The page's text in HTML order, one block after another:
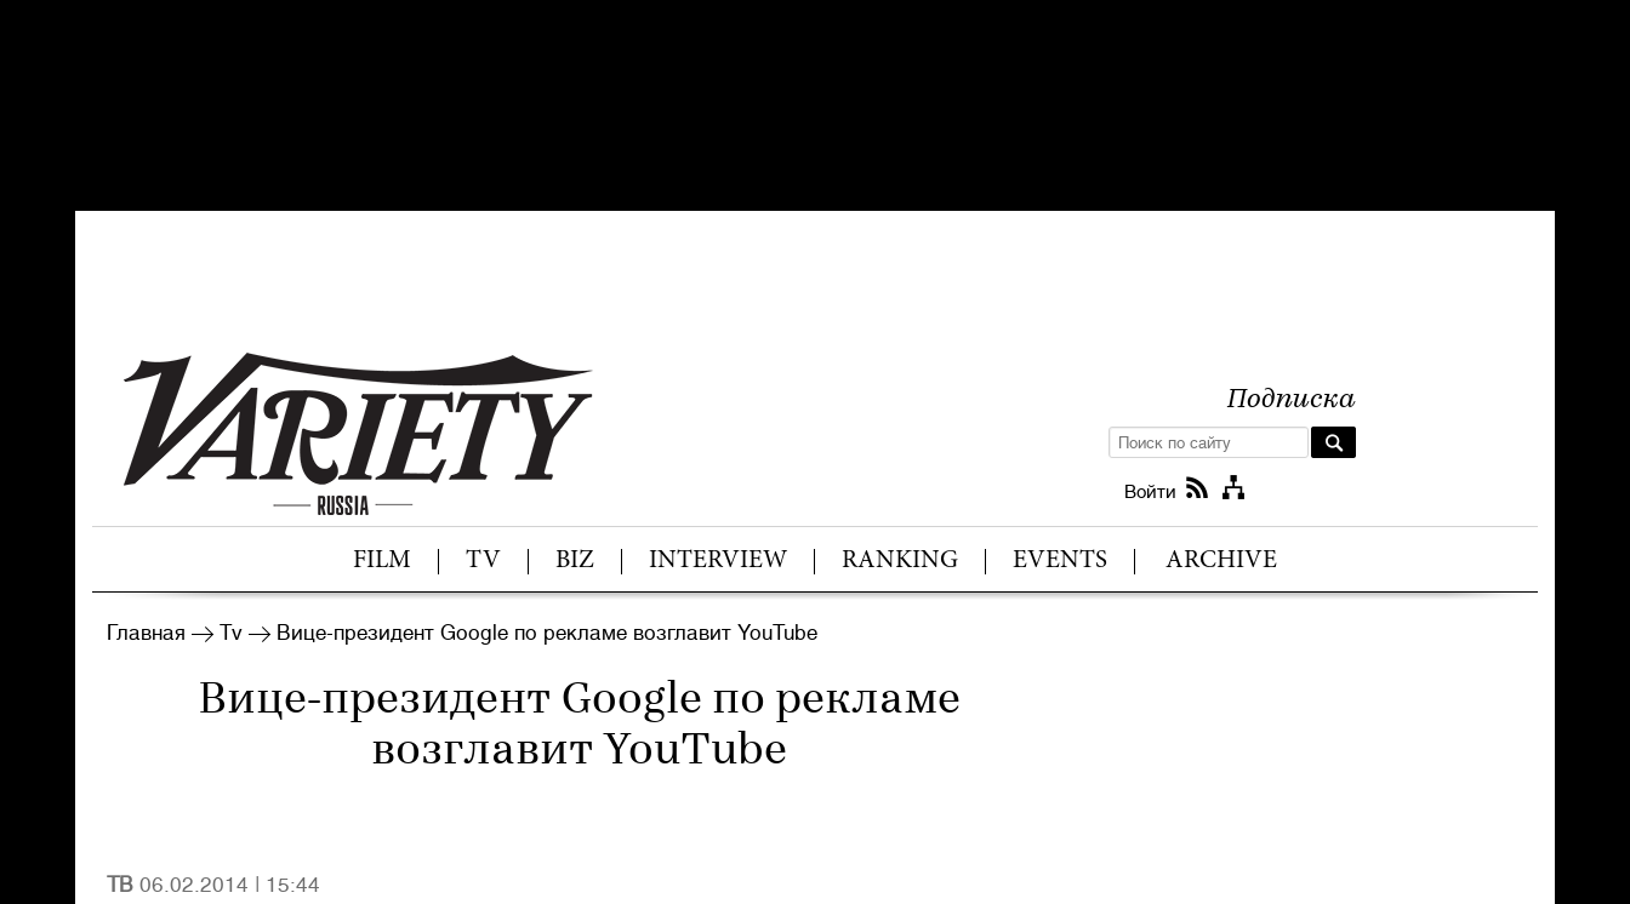
Подписка
Войти
FILM TV BIZ INTERVIEW RANKING EVENTS ARCHIVE
Главная Tv Вице-президент Google по рекламе возглавит YouTube
Вице-президент Google по рекламе
возглавит YouTube
ТВ 06.02.2014 15:44